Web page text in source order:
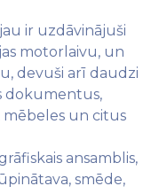
ir uzdāvinājuši
motorlaivu, un
devuši arī daudzi
dokumentus,
mēbeles un citus
ansamblis,
smēde,